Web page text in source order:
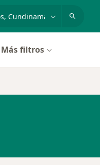
Más filtros